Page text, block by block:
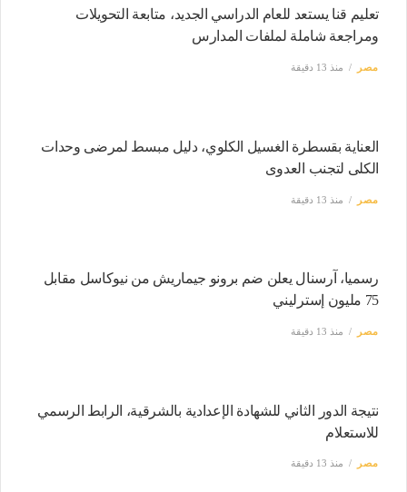
تعليم قنا يستعد للعام الدراسي الجديد، متابعة التحويلات
ومراجعة شاملة لملفات المدارس
مصر منذ 13 دقيقة
العناية بقسطرة الغسيل الكلوي، دليل مبسط لمرضى وحدات
الكلى لتجنب العدوى
مصر منذ 13 دقيقة
رسميا، آرسنال يعلن ضم برونو جيماريش من نيوكاسل مقابل
75 مليون إسترليني
مصر منذ 13 دقيقة
نتيجة الدور الثاني للشهادة الإعدادية بالشرقية، الرابط الرسمي
للاستعلام
مصر منذ 13 دقيقة